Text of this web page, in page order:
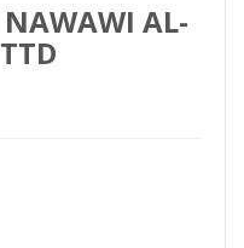
NAWAWI AL-